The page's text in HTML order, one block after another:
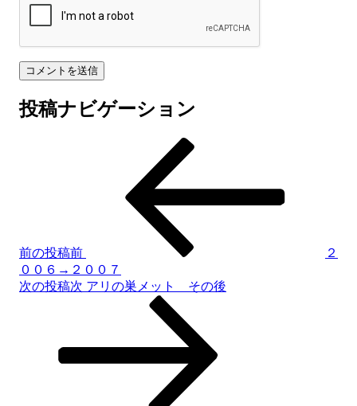
投稿ナビゲーション
前の投稿前
２
００６→２００７
次の投稿次 アリの巣メット その後